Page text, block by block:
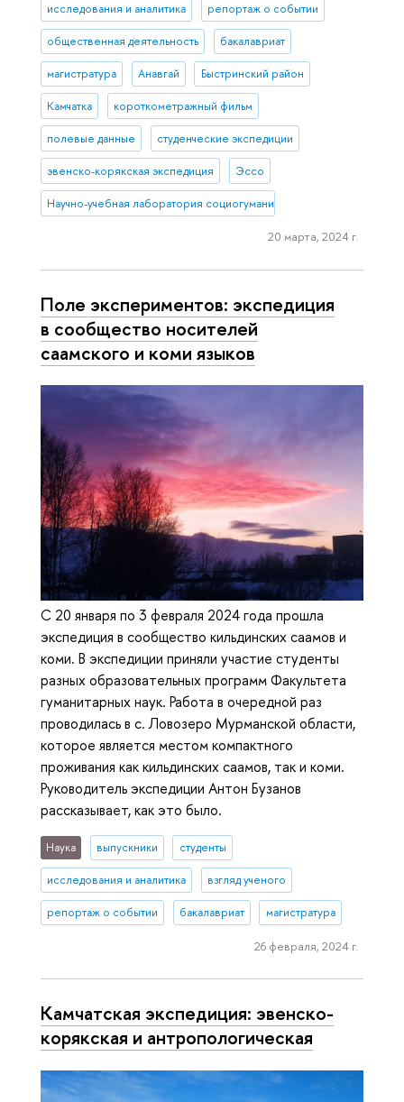
исследования и аналитика репортаж о событии
общественная деятельность бакалавриат
магистратура Анавгай Быстринский район
Камчатка короткометражный фильм
полевые данные студенческие экспедиции
эвенско-корякская экспедиция Эссо
Научно-учебная лаборатория социогуманитарных исследований
20 марта, 2024 г.
Поле экспериментов: экспедиция
в сообщество носителей
саамского и коми языков
С 20 января по 3 февраля 2024 года прошла
экспедиция в сообщество кильдинских саамов и
коми. В экспедиции приняли участие студенты
разных образовательных программ Факультета
гуманитарных наук. Работа в очередной раз
проводилась в с. Ловозеро Мурманской области,
которое является местом компактного
проживания как кильдинских саамов, так и коми.
Руководитель экспедиции Антон Бузанов
рассказывает, как это было.
Наука выпускники студенты
исследования и аналитика взгляд ученого
репортаж о событии бакалавриат магистратура
26 февраля, 2024 г.
Камчатская экспедиция: эвенско-
корякская и ан­тро­по­ло­ги­че­ская